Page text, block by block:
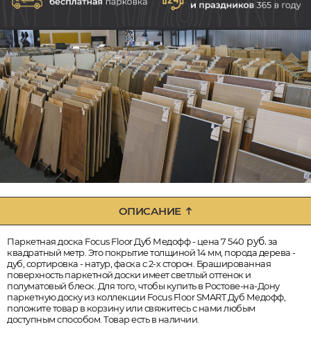
ОПИСАНИЕ
Паркетная доска Focus Floor Дуб Медофф - цена 7 540 руб.за
квадратный метр. Это покрытие толщиной 14 мм, порода дерева -
дуб, сортировка - натур, фаска с 2-х сторон. Брашированная
поверхность паркетной доски имеет светлый оттенок и
полуматовый блеск. Для того, чтобы купить в Ростове-на-Дону
паркетную доску из коллекции Focus Floor SMART Дуб Медофф,
положите товар в корзину или свяжитесь с нами любым
доступным способом. Товар есть в наличии.